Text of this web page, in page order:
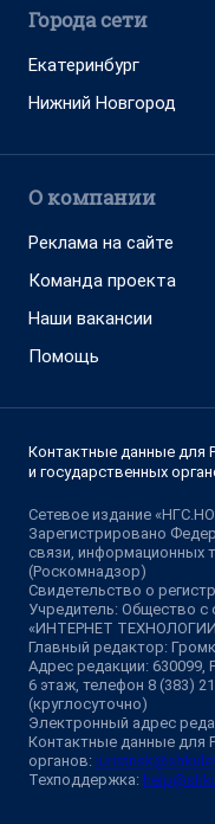
Города сети
Екатеринбург
Нижний Новгород
О компании
Реклама на сайте
Команда проекта
Наши вакансии
Помощь
Контактные данные для
и государственных
Сетевое издание
Зарегистрировано
связи, информационных
(Роскомнадзор)
Свидетельство о
Учредитель: Общество с
«ИНТЕРНЕТ
Главный редактор:
Адрес редакции: 630099,
6 этаж, телефон 8 (383)
(круглосуточно)
Электронный адрес
Контактные данные для
органов:
Техподдержка: